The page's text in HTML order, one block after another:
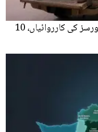
خیبرپختونخوا میں سیکیورٹی فورسز کی کارروائیاں، 10